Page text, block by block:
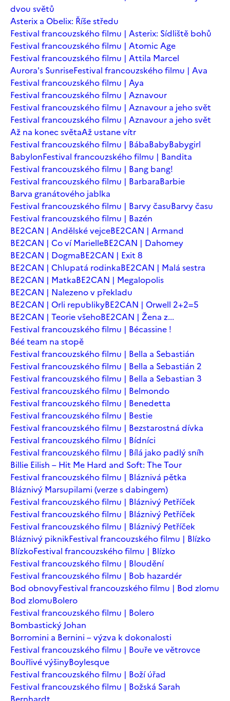
dvou světů
Asterix a Obelix: Říše středu
Festival francouzského filmu | Asterix: Sídliště bohů
Festival francouzského filmu | Atomic Age
Festival francouzského filmu | Attila Marcel
Aurora's SunriseFestival francouzského filmu | Ava
Festival francouzského filmu | Aya
Festival francouzského filmu | Aznavour
Festival francouzského filmu | Aznavour a jeho svět
Festival francouzského filmu | Aznavour a jeho svět
Až na konec světaAž ustane vítr
Festival francouzského filmu | BábaBabyBabygirl
BabylonFestival francouzského filmu | Bandita
Festival francouzského filmu | Bang bang!
Festival francouzského filmu | BarbaraBarbie
Barva granátového jablka
Festival francouzského filmu | Barvy časuBarvy času
Festival francouzského filmu | Bazén
BE2CAN | Andělské vejceBE2CAN | Armand
BE2CAN | Co ví MarielleBE2CAN | Dahomey
BE2CAN | DogmaBE2CAN | Exit 8
BE2CAN | Chlupatá rodinkaBE2CAN | Malá sestra
BE2CAN | MatkaBE2CAN | Megalopolis
BE2CAN | Nalezeno v překladu
BE2CAN | Orli republikyBE2CAN | Orwell 2+2=5
BE2CAN | Teorie všehoBE2CAN | Žena z...
Festival francouzského filmu | Bécassine !
Béé team na stopě
Festival francouzského filmu | Bella a Sebastián
Festival francouzského filmu | Bella a Sebastián 2
Festival francouzského filmu | Bella a Sebastian 3
Festival francouzského filmu | Belmondo
Festival francouzského filmu | Benedetta
Festival francouzského filmu | Bestie
Festival francouzského filmu | Bezstarostná dívka
Festival francouzského filmu | Bídníci
Festival francouzského filmu | Bílá jako padlý sníh
Billie Eilish – Hit Me Hard and Soft: The Tour
Festival francouzského filmu | Bláznivá pětka
Bláznivý Marsupilami (verze s dabingem)
Festival francouzského filmu | Bláznivý Petříček
Festival francouzského filmu | Bláznivý Petříček
Festival francouzského filmu | Bláznivý Petříček
Bláznivý piknikFestival francouzského filmu | Blízko
BlízkoFestival francouzského filmu | Blízko
Festival francouzského filmu | Bloudění
Festival francouzského filmu | Bob hazardér
Bod obnovyFestival francouzského filmu | Bod zlomu
Bod zlomuBolero
Festival francouzského filmu | Bolero
Bombastický Johan
Borromini a Bernini – výzva k dokonalosti
Festival francouzského filmu | Bouře ve větrovce
Bouřlivé výšinyBoylesque
Festival francouzského filmu | Boží úřad
Festival francouzského filmu | Božská Sarah